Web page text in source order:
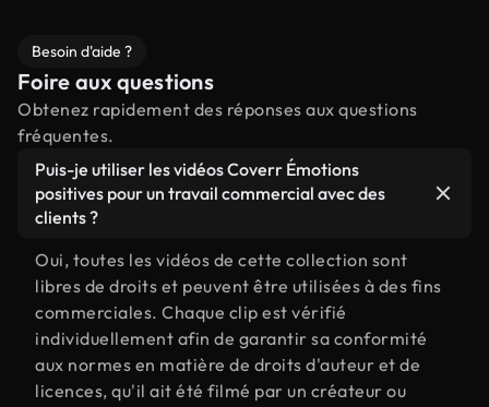
Besoin d'aide ?
Foire aux questions
Obtenez rapidement des réponses aux questions
fréquentes.
Puis-je utiliser les vidéos Coverr Émotions
positives pour un travail commercial avec des
clients ?
Oui, toutes les vidéos de cette collection sont
libres de droits et peuvent être utilisées à des fins
commerciales. Chaque clip est vérifié
individuellement afin de garantir sa conformité
aux normes en matière de droits d'auteur et de
licences, qu'il ait été filmé par un créateur ou